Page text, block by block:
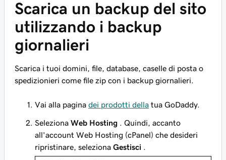
Scarica un backup del sito
utilizzando i backup
giornalieri
Scarica i tuoi domini, file, database, caselle di posta o
spedizionieri come file zip con i backup giornalieri.
Vai alla pagina dei prodotti della tua GoDaddy.
Seleziona Web Hosting . Quindi, accanto
all'account Web Hosting (cPanel) che desideri
ripristinare, seleziona Gestisci